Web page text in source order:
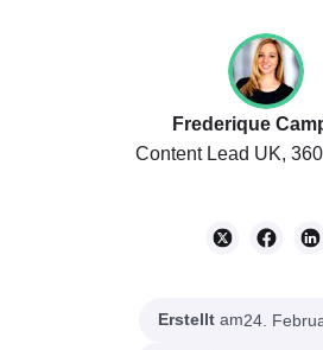
Frederique
Content Lead UK,
Erstelltam24.